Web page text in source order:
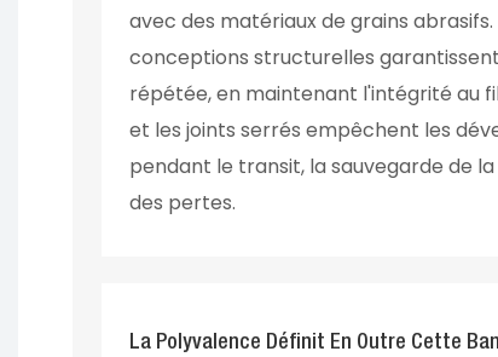
avec des matériaux de grains
conceptions structurelles
répétée, en maintenant l'intégrité au
et les joints serrés empêchent les
pendant le transit, la sauvegarde de
des pertes.
La Polyvalence Définit En Outre Cette